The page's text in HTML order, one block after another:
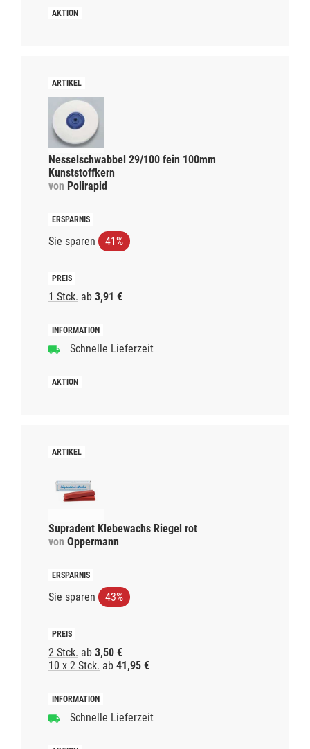
Nesselschwabbel 29/100 fein 100mm
Kunststoffkern
von Polirapid
Sie sparen 41%
1 Stck. ab 3,91 €
Schnelle Lieferzeit
Supradent Klebewachs Riegel rot
von Oppermann
Sie sparen 43%
2 Stck. ab 3,50 €
10 x 2 Stck. ab 41,95 €
Schnelle Lieferzeit